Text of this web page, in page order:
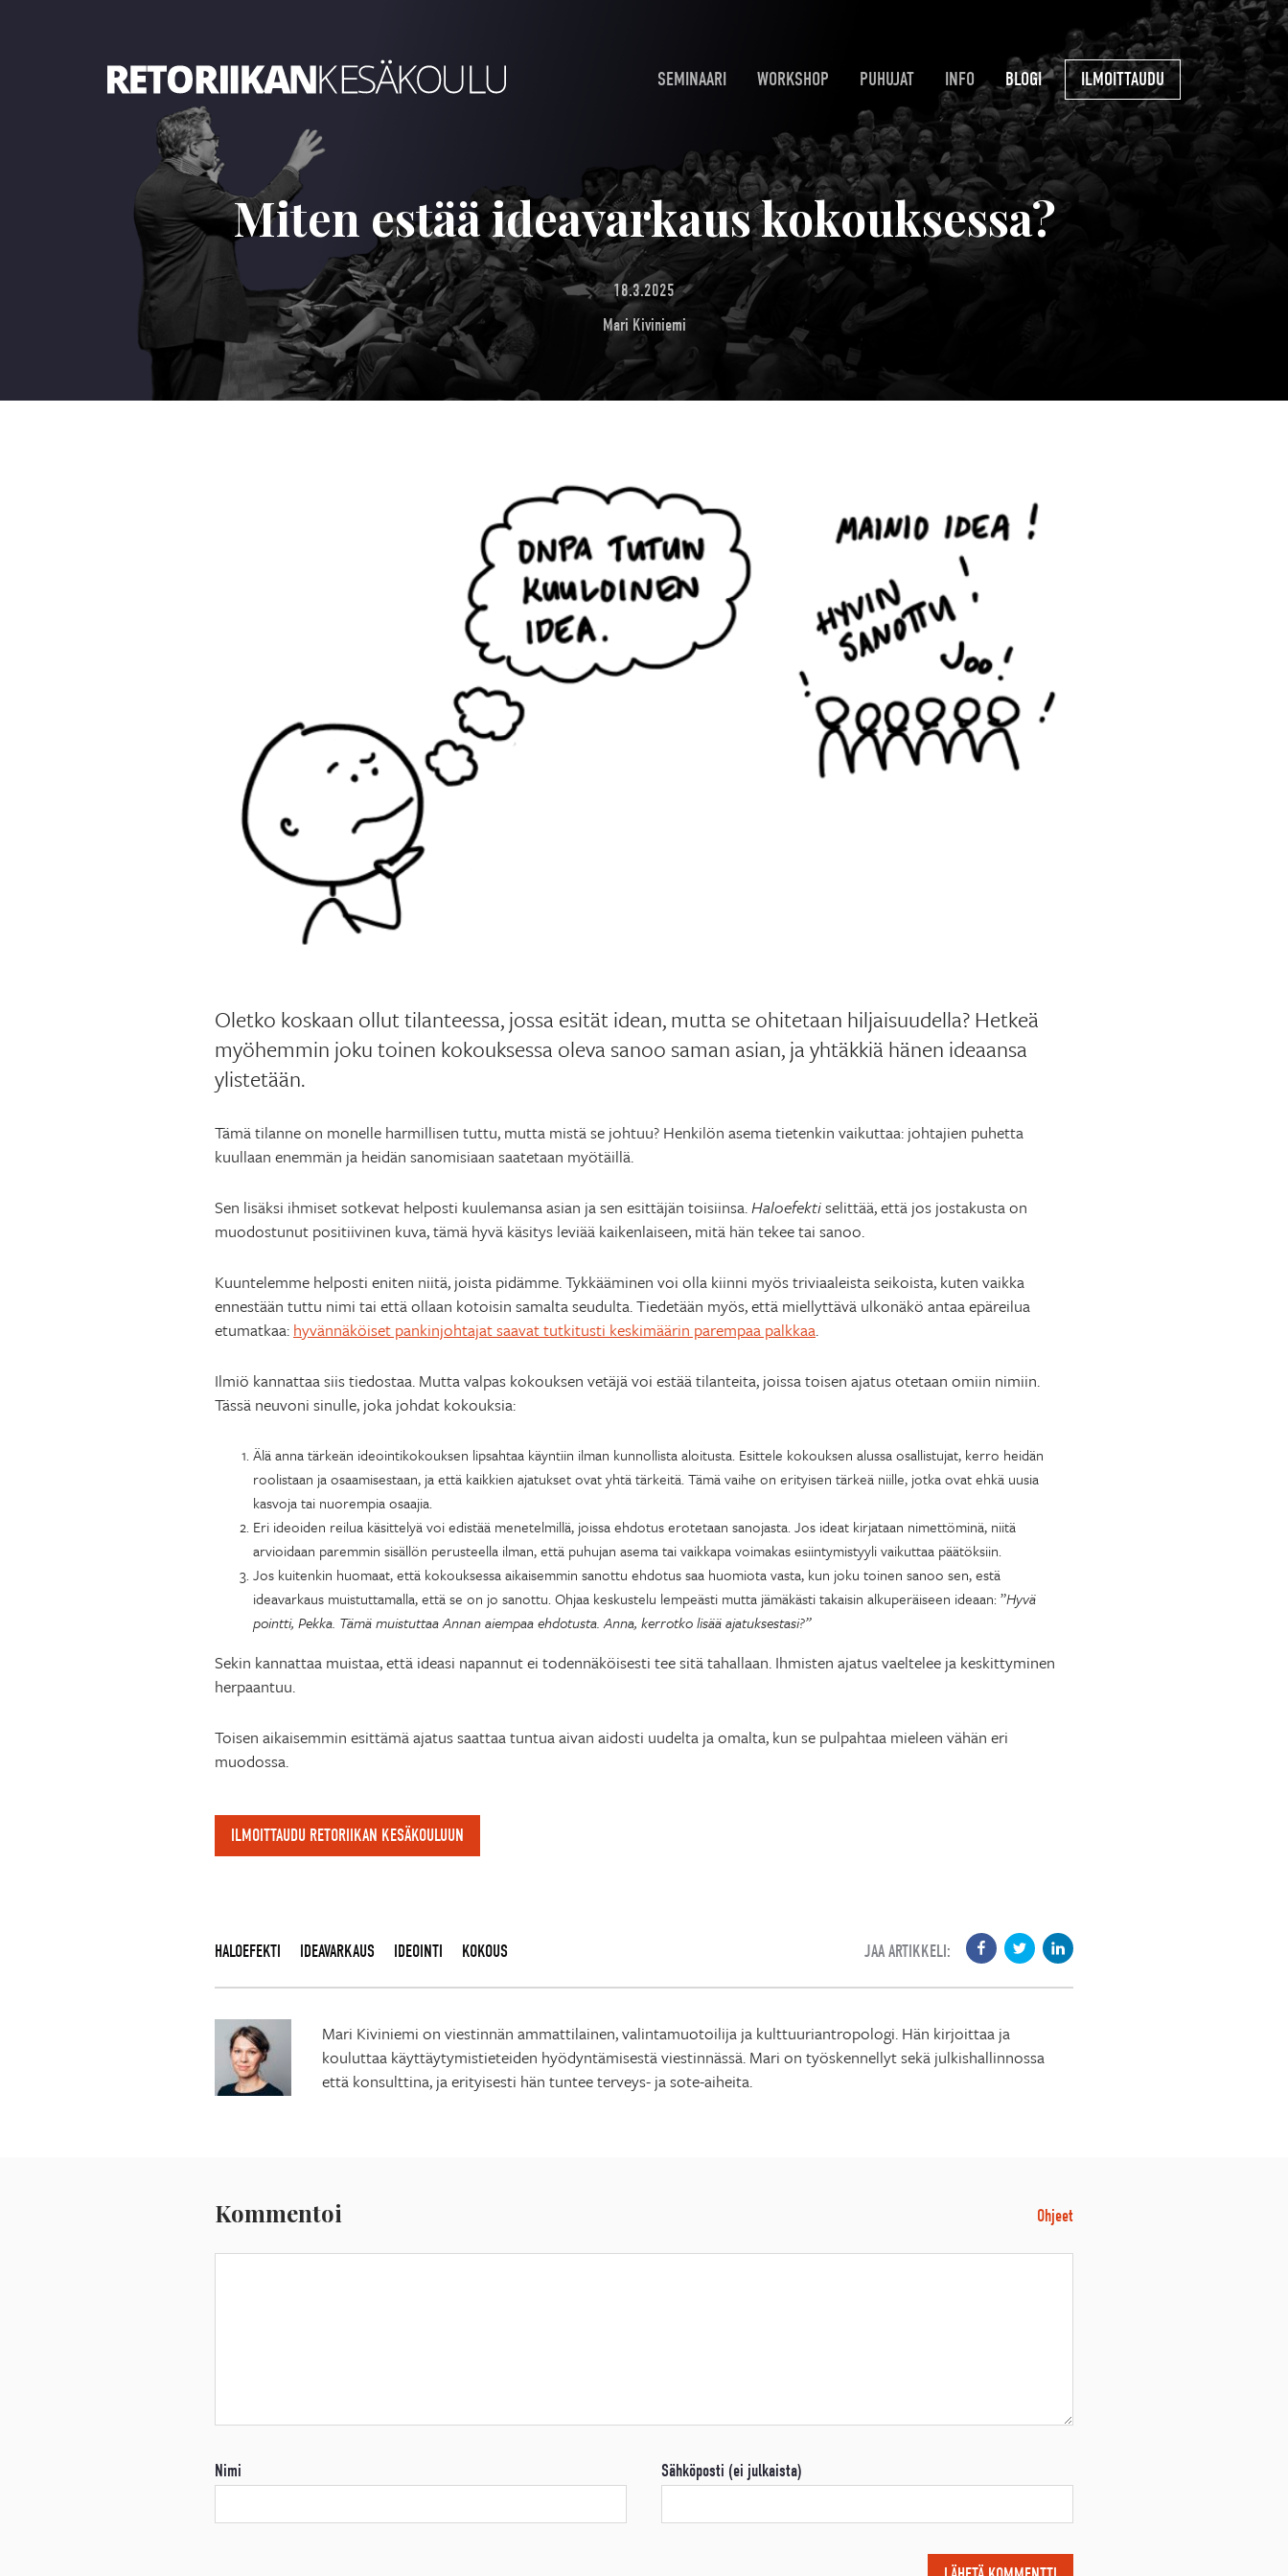
SEMINAARI WORKSHOP PUHUJAT INFO BLOGI ILMOITTAUDU
Miten estää ideavarkaus kokouksessa?
18.3.2025
Mari Kiviniemi
Oletko koskaan ollut tilanteessa, jossa esität idean, mutta se ohitetaan hiljaisuudella? Hetkeä
myöhemmin joku toinen kokouksessa oleva sanoo saman asian, ja yhtäkkiä hänen ideaansa
ylistetään.
Tämä tilanne on monelle harmillisen tuttu, mutta mistä se johtuu? Henkilön asema tietenkin vaikuttaa: johtajien puhetta
kuullaan enemmän ja heidän sanomisiaan saatetaan myötäillä.
Sen lisäksi ihmiset sotkevat helposti kuulemansa asian ja sen esittäjän toisiinsa.Haloefektiselittää, että jos jostakusta on
muodostunut positiivinen kuva, tämä hyvä käsitys leviää kaikenlaiseen, mitä hän tekee tai sanoo.
Kuuntelemme helposti eniten niitä, joista pidämme. Tykkääminen voi olla kiinni myös triviaaleista seikoista, kuten vaikka
ennestään tuttu nimi tai että ollaan kotoisin samalta seudulta. Tiedetään myös, että miellyttävä ulkonäkö antaa epäreilua
etumatkaa: hyvännäköiset pankinjohtajat saavat tutkitusti keskimäärin parempaa palkkaa.
Ilmiö kannattaa siis tiedostaa. Mutta valpas kokouksen vetäjä voi estää tilanteita, joissa toisen ajatus otetaan omiin nimiin.
Tässä neuvoni sinulle, joka johdat kokouksia:
Älä anna tärkeän ideointikokouksen lipsahtaa käyntiin ilman kunnollista aloitusta. Esittele kokouksen alussa osallistujat, kerro heidän
roolistaan ja osaamisestaan, ja että kaikkien ajatukset ovat yhtä tärkeitä. Tämä vaihe on erityisen tärkeä niille, jotka ovat ehkä uusia
kasvoja tai nuorempia osaajia.
Eri ideoiden reilua käsittelyä voi edistää menetelmillä, joissa ehdotus erotetaan sanojasta. Jos ideat kirjataan nimettöminä, niitä
arvioidaan paremmin sisällön perusteella ilman, että puhujan asema tai vaikkapa voimakas esiintymistyyli vaikuttaa päätöksiin.
Jos kuitenkin huomaat, että kokouksessa aikaisemmin sanottu ehdotus saa huomiota vasta, kun joku toinen sanoo sen, estä
ideavarkaus muistuttamalla, että se on jo sanottu. Ohjaa keskustelu lempeästi mutta jämäkästi takaisin alkuperäiseen ideaan: ”Hyvä
pointti, Pekka. Tämä muistuttaa Annan aiempaa ehdotusta. Anna, kerrotko lisää ajatuksestasi?”
Sekin kannattaa muistaa, että ideasi napannut ei todennäköisesti tee sitä tahallaan. Ihmisten ajatus vaeltelee ja keskittyminen
herpaantuu.
Toisen aikaisemmin esittämä ajatus saattaa tuntua aivan aidosti uudelta ja omalta, kun se pulpahtaa mieleen vähän eri
muodossa.
ILMOITTAUDU RETORIIKAN KESÄKOULUUN
HALOEFEKTI IDEAVARKAUS IDEOINTI KOKOUS JAA ARTIKKELI:
Mari Kiviniemi on viestinnän ammattilainen, valintamuotoilija ja kulttuuriantropologi. Hän kirjoittaa ja
kouluttaa käyttäytymistieteiden hyödyntämisestä viestinnässä. Mari on työskennellyt sekä julkishallinnossa
että konsulttina, ja erityisesti hän tuntee terveys- ja sote-aiheita.
Kommentoi Ohjeet
Nimi Sähköposti (ei julkaista)